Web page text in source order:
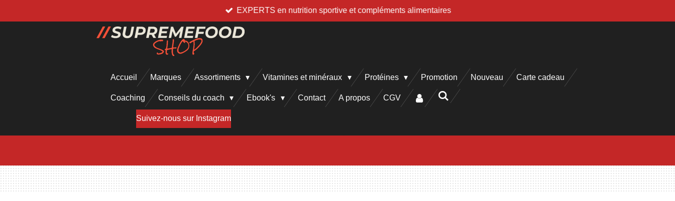
au
EXPERTS en nutrition sportive et compléments alimentaires
Accueil Marques Assortiments Vitamines et minéraux Protéines Promotion Nouveau Carte cadeau
Coaching Conseils du coach Ebook's Contact A propos CGV
Suivez-nous sur Instagram